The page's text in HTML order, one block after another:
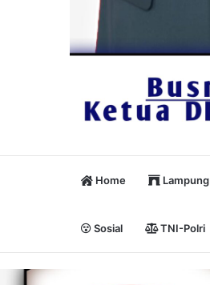
Home Lampung
Sosial TNI-Polri